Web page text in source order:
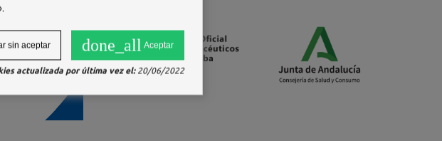
done_all Aceptar
sin aceptar
actualizada por última vez el:20/06/2022